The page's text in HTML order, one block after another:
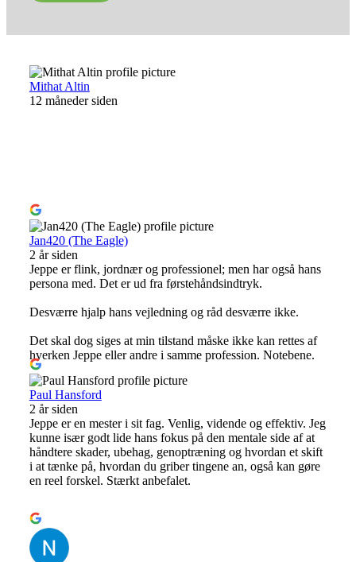
Mithat Altin
12 måneder siden
Jan420 (The Eagle)
2 år siden
Jeppe er flink, jordnær og professionel; men har også hans
persona med. Det er ud fra førstehåndsindtryk.
Desværre hjalp hans vejledning og råd desværre ikke.
Det skal dog siges at min tilstand måske ikke kan rettes af
hverken Jeppe eller andre i samme profession. Notebene.
Paul Hansford
2 år siden
Jeppe er en mester i sit fag. Venlig, vidende og effektiv. Jeg
kunne især godt lide hans fokus på den mentale side af at
håndtere skader, ubehag, genoptræning og hvordan et skift
i at tænke på, hvordan du griber tingene an, også kan gøre
en reel forskel. Stærkt anbefalet.